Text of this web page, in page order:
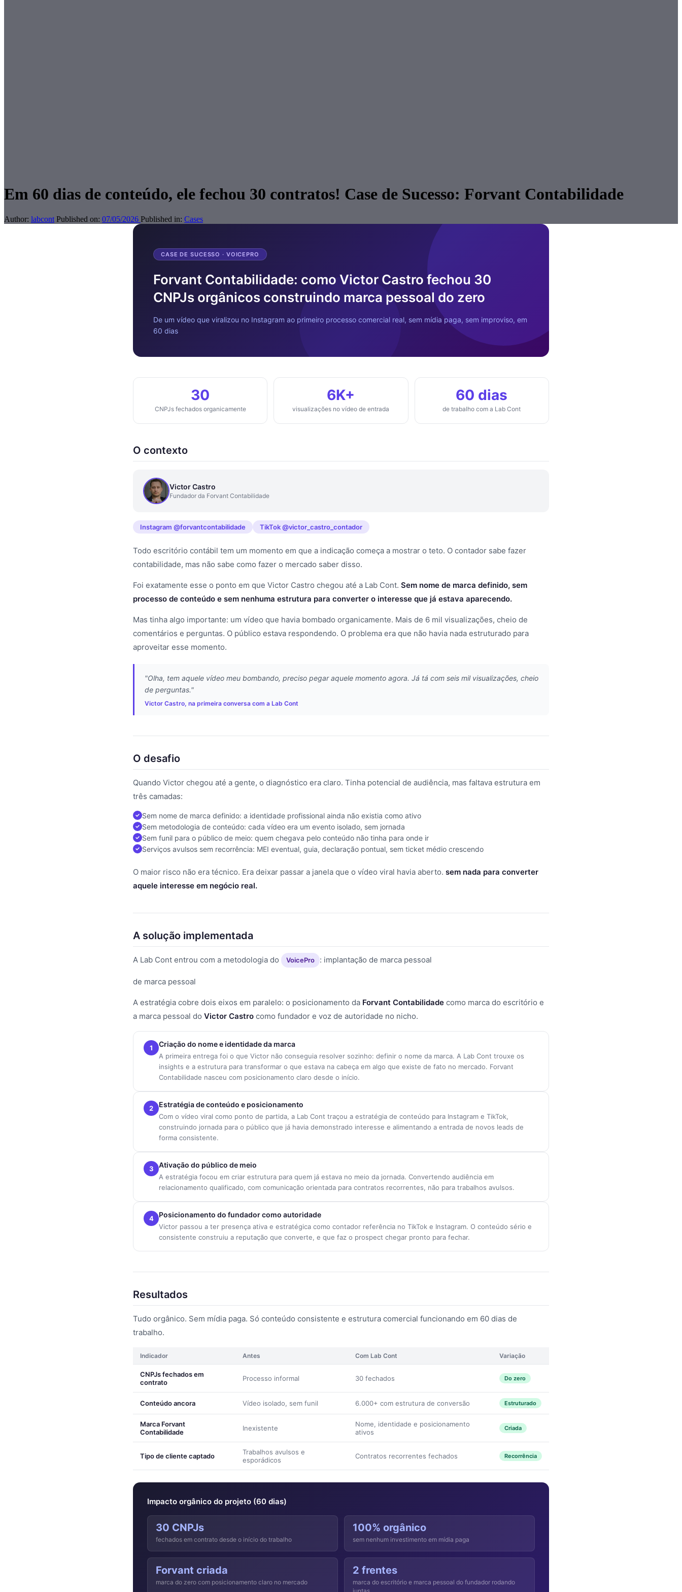
Em 60 dias de conteúdo, ele fechou 30 contratos! Case de Sucesso: Forvant Contabilidade
Author: labcont Published on: 07/05/2026 Published in: Cases
CASE DE SUCESSO · VOICEPRO
Forvant Contabilidade: como Victor Castro fechou 30
CNPJs orgânicos construindo marca pessoal do zero
De um vídeo que viralizou no Instagram ao primeiro processo comercial real, sem mídia paga, sem improviso, em
60 dias
30
CNPJs fechados organicamente
6K+
visualizações no vídeo de entrada
60 dias
de trabalho com a Lab Cont
O contexto
Victor Castro
Fundador da Forvant Contabilidade
Instagram @forvantcontabilidade TikTok @victor_castro_contador
Todo escritório contábil tem um momento em que a indicação começa a mostrar o teto. O contador sabe fazer
contabilidade, mas não sabe como fazer o mercado saber disso.
Foi exatamente esse o ponto em que Victor Castro chegou até a Lab Cont. Sem nome de marca definido, sem
processo de conteúdo e sem nenhuma estrutura para converter o interesse que já estava aparecendo.
Mas tinha algo importante: um vídeo que havia bombado organicamente. Mais de 6 mil visualizações, cheio de
comentários e perguntas. O público estava respondendo. O problema era que não havia nada estruturado para
aproveitar esse momento.
"Olha, tem aquele vídeo meu bombando, preciso pegar aquele momento agora. Já tá com seis mil visualizações, cheio
de perguntas."
Victor Castro, na primeira conversa com a Lab Cont
O desafio
Quando Victor chegou até a gente, o diagnóstico era claro. Tinha potencial de audiência, mas faltava estrutura em
três camadas:
Sem nome de marca definido: a identidade profissional ainda não existia como ativo
Sem metodologia de conteúdo: cada vídeo era um evento isolado, sem jornada
Sem funil para o público de meio: quem chegava pelo conteúdo não tinha para onde ir
Serviços avulsos sem recorrência: MEI eventual, guia, declaração pontual, sem ticket médio crescendo
O maior risco não era técnico. Era deixar passar a janela que o vídeo viral havia aberto. sem nada para converter
aquele interesse em negócio real.
A solução implementada
A Lab Cont entrou com a metodologia do VoicePro : implantação de marca pessoal
de marca pessoal
A estratégia cobre dois eixos em paralelo: o posicionamento da Forvant Contabilidade como marca do escritório e
a marca pessoal do Victor Castro como fundador e voz de autoridade no nicho.
1 Criação do nome e identidade da marca
A primeira entrega foi o que Victor não conseguia resolver sozinho: definir o nome da marca. A Lab Cont trouxe os
insights e a estrutura para transformar o que estava na cabeça em algo que existe de fato no mercado. Forvant
Contabilidade nasceu com posicionamento claro desde o início.
2 Estratégia de conteúdo e posicionamento
Com o vídeo viral como ponto de partida, a Lab Cont traçou a estratégia de conteúdo para Instagram e TikTok,
construindo jornada para o público que já havia demonstrado interesse e alimentando a entrada de novos leads de
forma consistente.
3 Ativação do público de meio
A estratégia focou em criar estrutura para quem já estava no meio da jornada. Convertendo audiência em
relacionamento qualificado, com comunicação orientada para contratos recorrentes, não para trabalhos avulsos.
4 Posicionamento do fundador como autoridade
Victor passou a ter presença ativa e estratégica como contador referência no TikTok e Instagram. O conteúdo sério e
consistente construiu a reputação que converte, e que faz o prospect chegar pronto para fechar.
Resultados
Tudo orgânico. Sem mídia paga. Só conteúdo consistente e estrutura comercial funcionando em 60 dias de
trabalho.
Indicador Antes Com Lab Cont Variação
CNPJs fechados em
contrato
Processo informal 30 fechados Do zero
Conteúdo ancora Vídeo isolado, sem funil 6.000+ com estrutura de conversão Estruturado
Marca Forvant
Contabilidade
Inexistente
Nome, identidade e posicionamento
ativos
Criada
Tipo de cliente captado
Trabalhos avulsos e
esporádicos
Contratos recorrentes fechados Recorrência
Impacto orgânico do projeto (60 dias)
30 CNPJs
fechados em contrato desde o início do trabalho
100% orgânico
sem nenhum investimento em mídia paga
Forvant criada
marca do zero com posicionamento claro no mercado
2 frentes
marca do escritório e marca pessoal do fundador rodando